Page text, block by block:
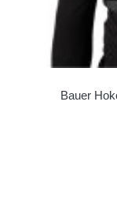
Bauer